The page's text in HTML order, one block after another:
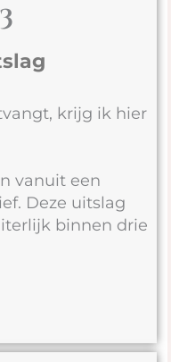
krijg ik hier
vanuit een
Deze uitslag
binnen drie